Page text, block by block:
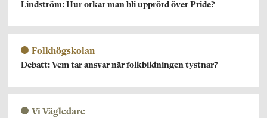
Lindström: Hur orkar man bli upprörd över Pride?
Folkhögskolan
Debatt: Vem tar ansvar när folkbildningen tystnar?
Vi Vägledare